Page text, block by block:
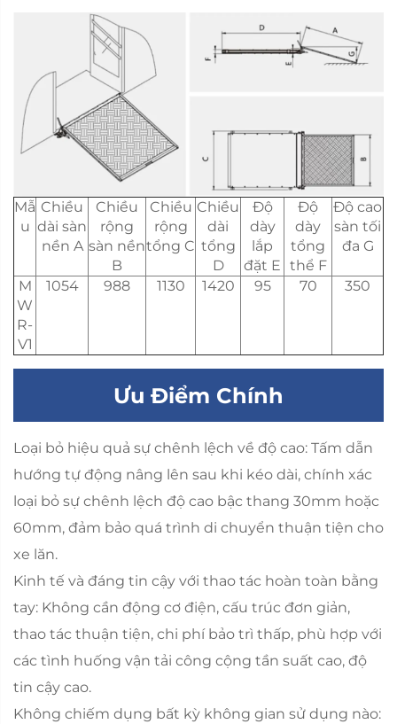
Mẫ
u
Chiều
dài sàn
nền A
Chiều
rộng
sàn nền
B
Chiều
rộng
tổng C
Chiều
dài
tổng
D
Độ
dày
lắp
đặt E
Độ
dày
tổng
thể F
Độ cao
sàn tối
đa G
M
W
R-
V1
1054 988 1130 1420 95 70 350
Ưu Điểm Chính
Loại bỏ hiệu quả sự chênh lệch về độ cao: Tấm dẫn
hướng tự động nâng lên sau khi kéo dài, chính xác
loại bỏ sự chênh lệch độ cao bậc thang 30mm hoặc
60mm, đảm bảo quá trình di chuyển thuận tiện cho
xe lăn.
Kinh tế và đáng tin cậy với thao tác hoàn toàn bằng
tay: Không cần động cơ điện, cấu trúc đơn giản,
thao tác thuận tiện, chi phí bảo trì thấp, phù hợp với
các tình huống vận tải công cộng tần suất cao, độ
tin cậy cao.
Không chiếm dụng bất kỳ không gian sử dụng nào: